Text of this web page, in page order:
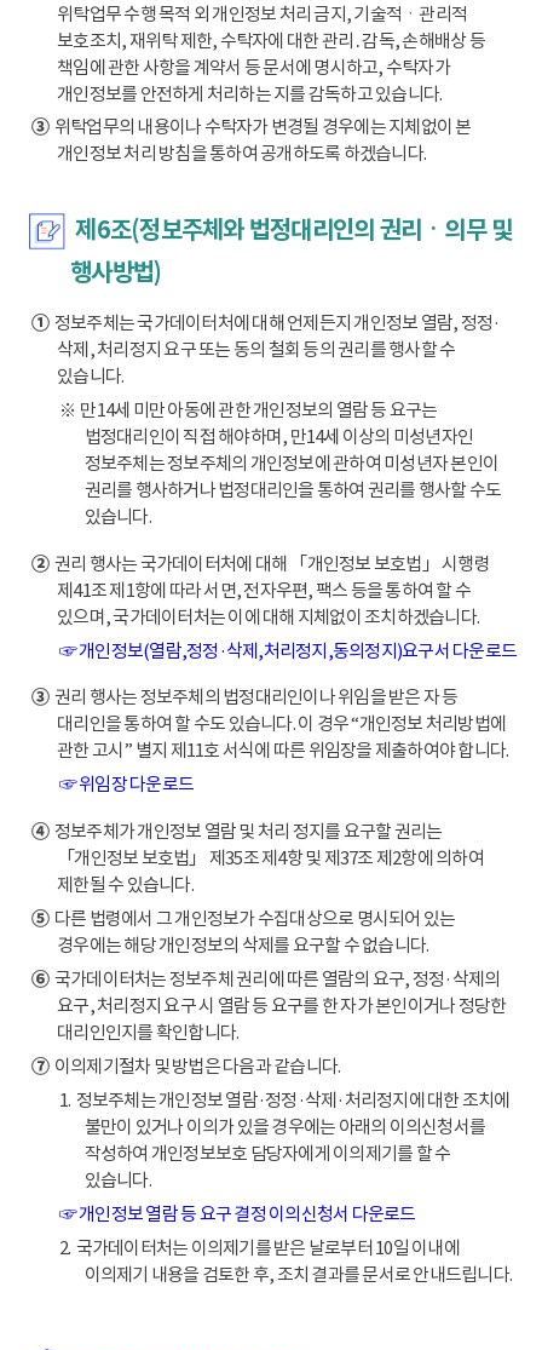
위탁업무 수행 목적 외 개인정보 처리 금지, 기술적ㆍ관리적
보호조치, 재위탁 제한, 수탁자에 대한 관리․감독, 손해배상 등
책임에 관한 사항을 계약서 등 문서에 명시하고, 수탁자가
개인정보를 안전하게 처리하는 지를 감독하고 있습니다.
③위탁업무의 내용이나 수탁자가 변경될 경우에는 지체없이 본
개인정보 처리 방침을 통하여 공개하도록 하겠습니다.
제6조(정보주체와 법정대리인의 권리ㆍ의무 및
행사방법)
①정보주체는 국가데이터처에 대해 언제든지 개인정보 열람, 정정·
삭제, 처리정지 요구 또는 동의 철회 등의 권리를 행사할 수
있습니다.
※ 만14세 미만 아동에 관한 개인정보의 열람 등 요구는
법정대리인이 직접 해야하며, 만14세 이상의 미성년자인
정보주체는 정보주체의 개인정보에 관하여 미성년자 본인이
권리를 행사하거나 법정대리인을 통하여 권리를 행사할 수도
있습니다.
②권리 행사는 국가데이터처에 대해 「개인정보 보호법」 시행령
제41조 제1항에 따라 서면, 전자우편, 팩스 등을 통하여 할 수
있으며, 국가데이터처는 이에 대해 지체없이 조치하겠습니다.
☞ 개인정보(열람,정정·삭제,처리정지,동의정지)요구서 다운로드
③권리 행사는 정보주체의 법정대리인이나 위임을 받은 자 등
대리인을 통하여 할 수도 있습니다. 이 경우 “개인정보 처리방법에
관한 고시” 별지 제11호 서식에 따른 위임장을 제출하여야 합니다.
☞ 위임장 다운로드
④정보주체가 개인정보 열람 및 처리 정지를 요구할 권리는
「개인정보 보호법」 제35조 제4항 및 제37조 제2항에 의하여
제한될 수 있습니다.
⑤다른 법령에서 그 개인정보가 수집대상으로 명시되어 있는
경우에는 해당 개인정보의 삭제를 요구할 수 없습니다.
⑥국가데이터처는 정보주체 권리에 따른 열람의 요구, 정정·삭제의
요구, 처리정지 요구 시 열람 등 요구를 한 자가 본인이거나 정당한
대리인인지를 확인합니다.
⑦이의제기절차 및 방법은 다음과 같습니다.
1. 정보주체는 개인정보 열람·정정·삭제·처리정지에 대한 조치에
불만이 있거나 이의가 있을 경우에는 아래의 이의신청서를
작성하여 개인정보보호 담당자에게 이의제기를 할 수
있습니다.
☞ 개인정보 열람 등 요구 결정 이의신청서 다운로드
2. 국가데이터처는 이의제기를 받은 날로부터 10일 이내에
이의제기 내용을 검토한 후, 조치 결과를 문서로 안내드립니다.